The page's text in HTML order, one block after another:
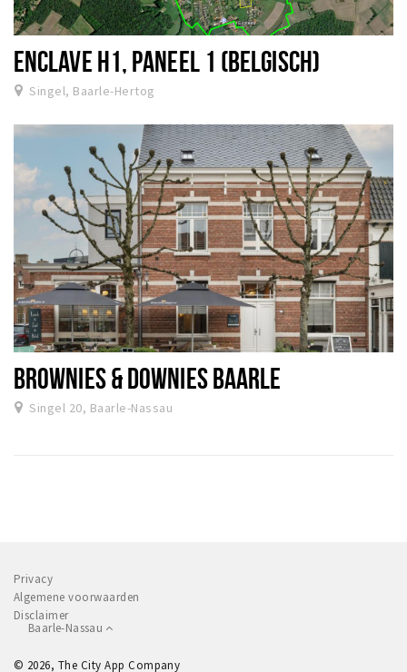
ENCLAVE H1, PANEEL 1 (BELGISCH)
Singel, Baarle-Hertog
BROWNIES & DOWNIES BAARLE
Singel 20, Baarle-Nassau
Privacy
Algemene voorwaarden
Disclaimer
Baarle-Nassau
© 2026, The City App Company